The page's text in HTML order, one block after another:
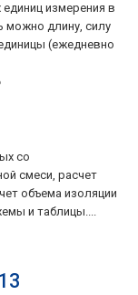
измерения в
можно длину, силу
(ежедневно
со
смеси, расчет
объема изоляции
и таблицы....